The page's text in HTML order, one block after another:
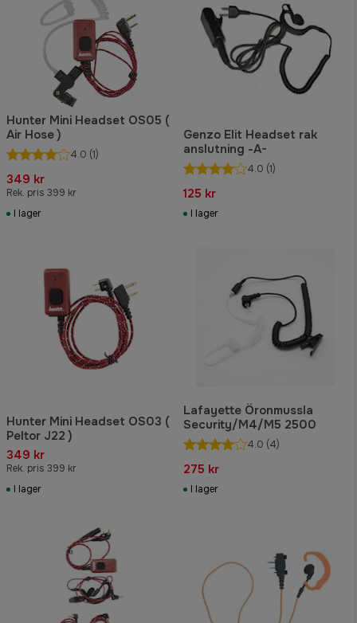
Hunter Mini Headset OS05 (
Air Hose )
4.0 (1)
349 kr
Rek. pris 399 kr
I lager
Genzo Elit Headset rak
anslutning -A-
4.0 (1)
125 kr
I lager
Hunter Mini Headset OS03 (
Peltor J22 )
349 kr
Rek. pris 399 kr
I lager
Lafayette Öronmussla
Security/M4/M5 2500
4.0 (4)
275 kr
I lager